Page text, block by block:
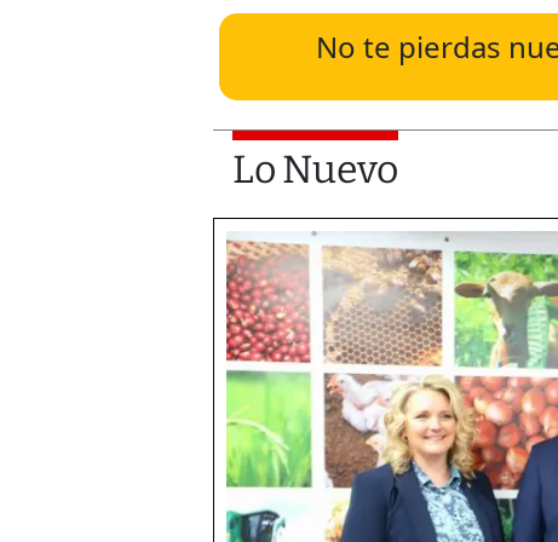
No te pierdas
Lo Nuevo